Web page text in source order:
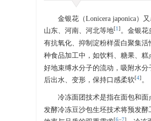
金银花（Lonicera japonica）
山东、河南、河北等地[1 ] 。金银花
有抗氧化、抑制淀粉样蛋白聚集活
种食品加工中，如饮料、糖果、糕
好地束缚水分子的流动，吸附水
后出水、变形，保持口感柔软[4] 。
冷冻面团技术是指在面包和
发酵冷冻豆沙包生坯技术将预发
[6−7]